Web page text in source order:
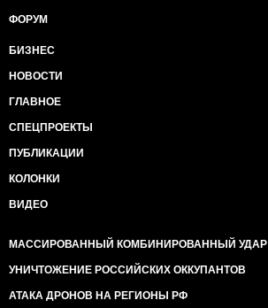
ФОРУМ
БИЗНЕС
НОВОСТИ
ГЛАВНОЕ
СПЕЦПРОЕКТЫ
ПУБЛИКАЦИИ
КОЛОНКИ
ВИДЕО
МАССИРОВАННЫЙ КОМБИНИРОВАННЫЙ УДАР
УНИЧТОЖЕНИЕ РОССИЙСКИХ ОККУПАНТОВ
АТАКА ДРОНОВ НА РЕГИОНЫ РФ